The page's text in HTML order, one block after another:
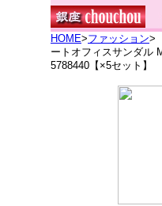
HOME>ファッション>
ートオフィスサンダル
5788440【×5セット】